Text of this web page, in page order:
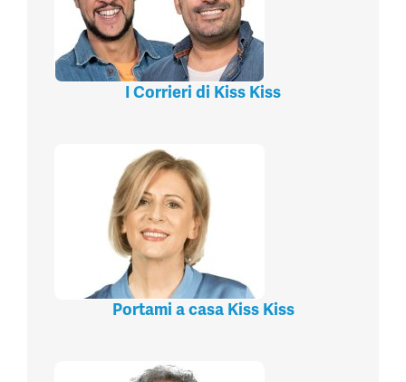
I Corrieri di Kiss Kiss
Portami a casa Kiss Kiss